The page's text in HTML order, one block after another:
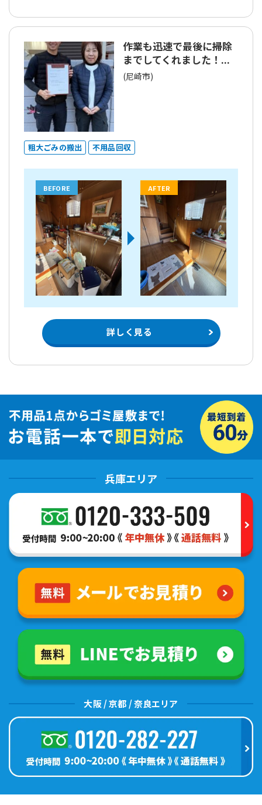
作業も迅速で最後に掃除
までしてくれました！...
(尼崎市)
粗大ごみの搬出 不用品回収
BEFORE AFTER
詳しく見る
兵庫エリア
大阪 / 京都 / 奈良エリア